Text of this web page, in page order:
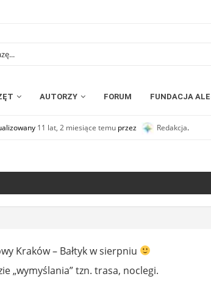
AUTORZY FORUM FUNDACJA
11 lat, 2 miesiące temu przez Redakcja.
Kraków – Bałtyk w sierpniu
„wymyślania” tzn. trasa, noclegi.